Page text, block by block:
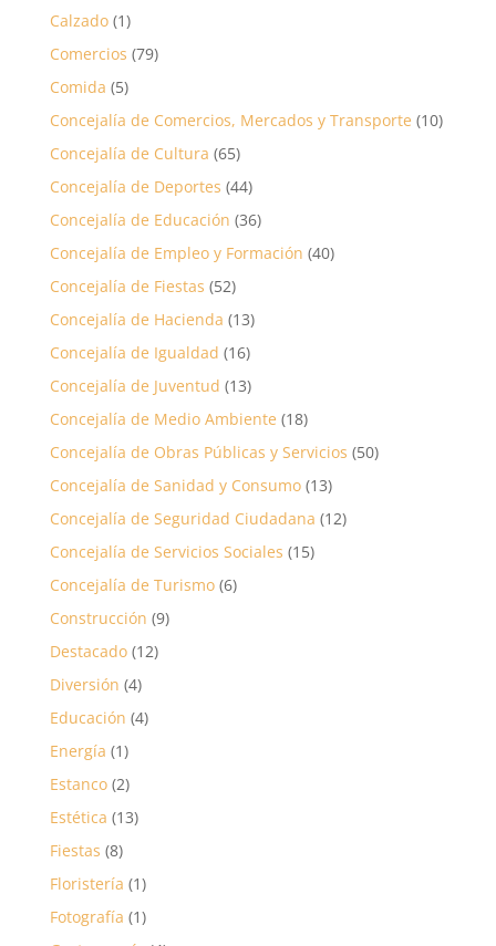
Calzado(1)
Comercios (79)
Comida (5)
Concejalía de Comercios, Mercados y Transporte (10)
Concejalía de Cultura (65)
Concejalía de Deportes (44)
Concejalía de Educación (36)
Concejalía de Empleo y Formación (40)
Concejalía de Fiestas (52)
Concejalía de Hacienda (13)
Concejalía de Igualdad (16)
Concejalía de Juventud (13)
Concejalía de Medio Ambiente (18)
Concejalía de Obras Públicas y Servicios (50)
Concejalía de Sanidad y Consumo(13)
Concejalía de Seguridad Ciudadana (12)
Concejalía de Servicios Sociales (15)
Concejalía de Turismo(6)
Construcción (9)
Destacado(12)
Diversión (4)
Educación (4)
Energía (1)
Estanco(2)
Estética (13)
Fiestas (8)
Floristería (1)
Fotografía (1)